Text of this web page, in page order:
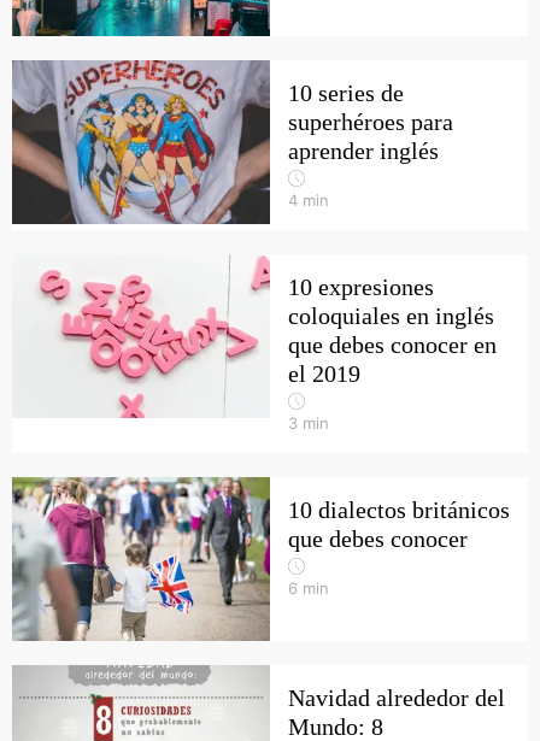
10 series de
superhéroes para
aprender inglés
4 min
10 expresiones
coloquiales en inglés
que debes conocer en
el 2019
3 min
10 dialectos británicos
que debes conocer
6 min
Navidad alrededor del
Mundo: 8